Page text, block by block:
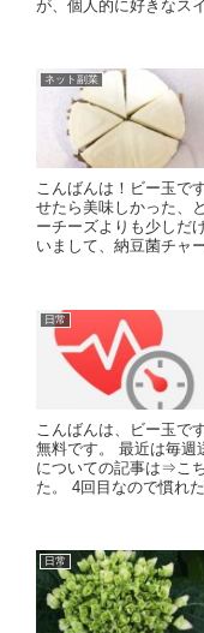
が、個人的に好きなス
ネット副業
こんばんは！ビー玉で
せたら美味しかった、
ーチーズよりも少しだ
いまして、納豆菌チャ
日常
こんばんは、ビー玉で
無料です。 最近は毎週
についての記事は⇒こ
た。 4回目なので慣れ
日常